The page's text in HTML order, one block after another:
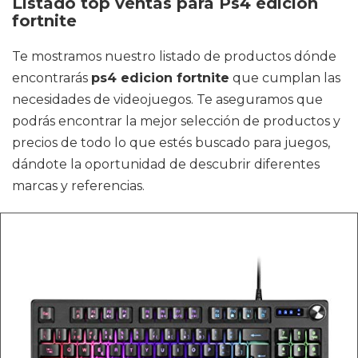
fortnite
Te mostramos nuestro listado de productos dónde
encontrarás ps4 edicion fortnite que cumplan las
necesidades de videojuegos. Te aseguramos que
podrás encontrar la mejor selección de productos y
precios de todo lo que estés buscado para juegos,
dándote la oportunidad de descubrir diferentes
marcas y referencias.